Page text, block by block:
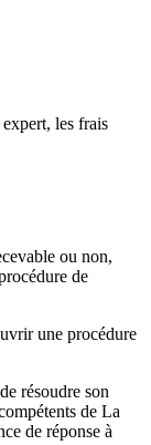
les frais
ou non,
de
une procédure
résoudre son
de La
de réponse à